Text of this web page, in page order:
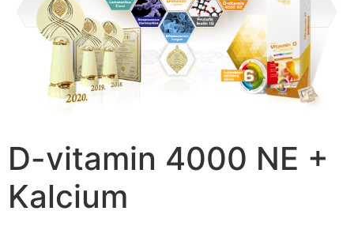
D-vitamin 4000 NE +
Kalcium